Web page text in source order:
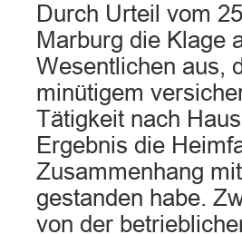
Durch Urteil vom
Marburg die Klage
Wesentlichen aus,
minütigem
Tätigkeit nach
Ergebnis die
Zusammenhang
gestanden habe.
von der